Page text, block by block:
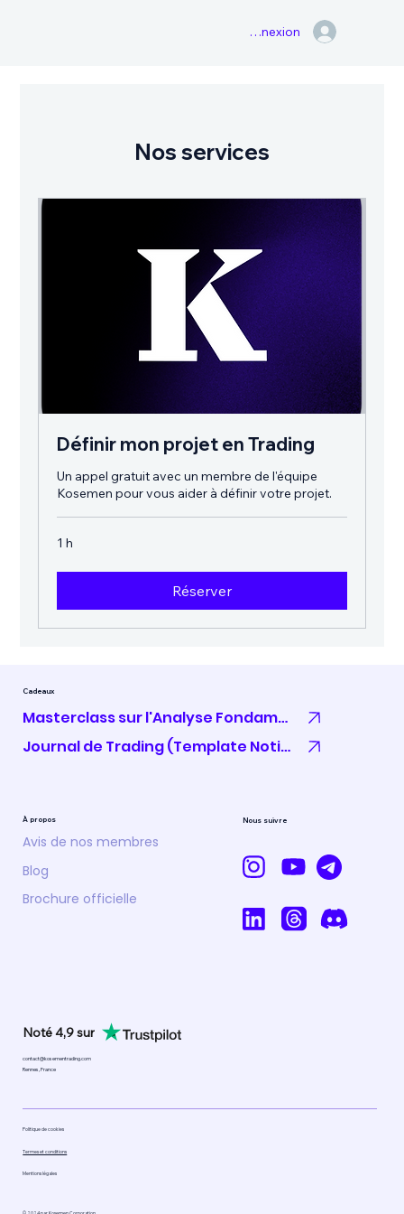
Connexion
Nos services
Définir mon projet en Trading
Un appel gratuit avec un membre de l'équipe
Kosemen pour vous aider à définir votre projet.
1 h
Réserver
Noté 4,9 sur
Rennes, France
contact@kosementrading.com
À propos
Avis de nos membres
Blog
Brochure officielle
© 2024 par Kosemen Corporation.
Mentions légales
Termes et conditions
Politique de cookies
Nous suivre
Cadeaux
Masterclass sur l'Analyse Fondamentale
Journal de Trading (Template Notion)